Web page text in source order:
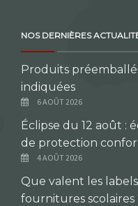
NOS DERNIÈRES
Produits
indiquées
6 AOÛT 2026
Éclipse du 12 août :
de protection
4 AOÛT 2026
Que valent les
fournitures scolaires